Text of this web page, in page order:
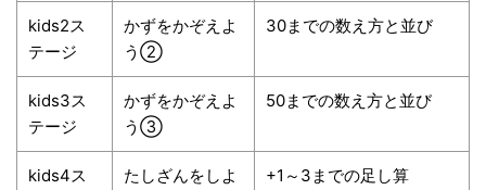
kids2ス
テージ
かずをかぞえよ
う②
30までの数え方と並び
kids3ス
テージ
かずをかぞえよ
う③
50までの数え方と並び
kids4ス
たしざんをしよ
+1～3までの足し算